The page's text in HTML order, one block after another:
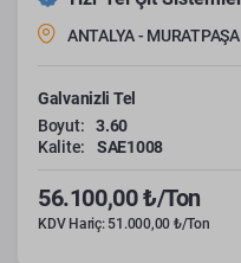
ANTALYA - MURATPAŞA
Galvanizli Tel
Boyut:
3.60
Kalite:
SAE1008
56.100,00 ₺/Ton
KDV Hariç: 51.000,00 ₺/Ton